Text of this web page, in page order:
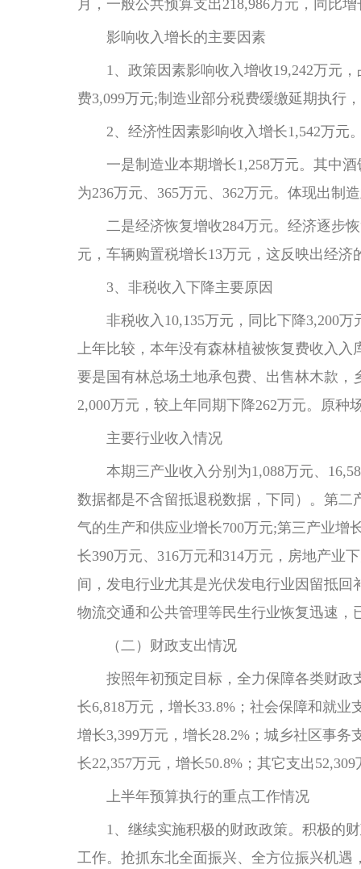
月，一般公共预算支出218,986万元，同比
影响收入增长的主要因素
1、政策因素影响收入增收19,242万元，
费3,099万元;制造业部分税费缓缴延期执行
2、经济性因素影响收入增长1,542万元
一是制造业本期增长1,258万元。其中酒
为236万元、365万元、362万元。体现出制
二是经济恢复增收284万元。经济逐步恢
元，车辆购置税增长13万元，这反映出经
3、非税收入下降主要原因
非税收入10,135万元，同比下降3,200万
上年比较，本年没有森林植被恢复费收入入
要是国有林总场土地承包费、出售林木款，
2,000万元，较上年同期下降262万元。原种
主要行业收入情况
本期三产业收入分别为1,088万元、
数据都是不含留抵退税数据，下同）。第
气的生产和供应业增长700万元;第三产业增
长390万元、316万元和314万元，房地产业
间，发电行业尤其是光伏发电行业因留抵
物流交通和公共管理等民生行业恢复迅速，
（二）财政支出情况
按照年初预定目标，全力保障各类财政支
长6,818万元，增长33.8%；社会保障和就业
增长3,399万元，增长28.2%；城乡社区事务
长22,357万元，增长50.8%；其它支出
上半年预算执行的重点工作情况
1、继续实施积极的财政政策。积极的财
工作。抢抓东北全面振兴、全方位振兴机